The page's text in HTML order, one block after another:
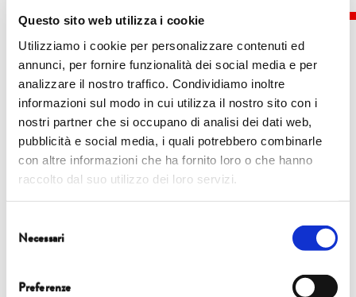
Questo sito web utilizza i cookie
Utilizziamo i cookie per personalizzare contenuti ed
annunci, per fornire funzionalità dei social media e per
analizzare il nostro traffico. Condividiamo inoltre
informazioni sul modo in cui utilizza il nostro sito con i
nostri partner che si occupano di analisi dei dati web,
pubblicità e social media, i quali potrebbero combinarle
con altre informazioni che ha fornito loro o che hanno
raccolto dal suo utilizzo dei loro servizi.
delNecessari
Preferenze
Eventi
6 ottobre| 18.45 | Cappella Guinigi
FOCUS